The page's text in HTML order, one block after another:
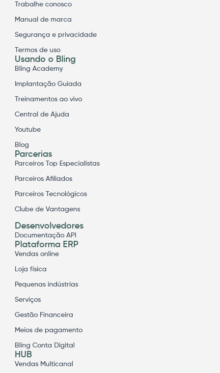
Trabalhe conosco
Manual de marca
Segurança e privacidade
Termos de uso
Usando o Bling
Bling Academy
Implantação Guiada
Treinamentos ao vivo
Central de Ajuda
Youtube
Blog
Parcerias
Parceiros Top Especialistas
Parceiros Afiliados
Parceiros Tecnológicos
Clube de Vantagens
Desenvolvedores
Documentação API
Plataforma ERP
Vendas online
Loja física
Pequenas indústrias
Serviços
Gestão Financeira
Meios de pagamento
Bling Conta Digital
HUB
Vendas Multicanal